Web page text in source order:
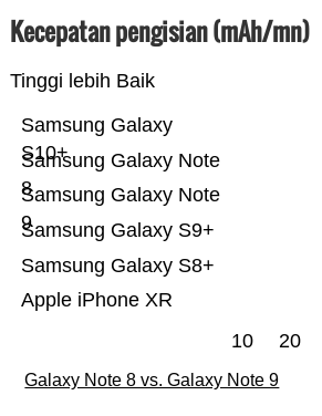
Kecepatan pengisian (mAh/mn)
Tinggi lebih Baik
Apple iPhone XR
Samsung Galaxy S8+
Samsung Galaxy S9+
Samsung Galaxy Note
9
Samsung Galaxy Note
8
Samsung Galaxy
S10+
10 20
Galaxy Note 8 vs. Galaxy Note 9